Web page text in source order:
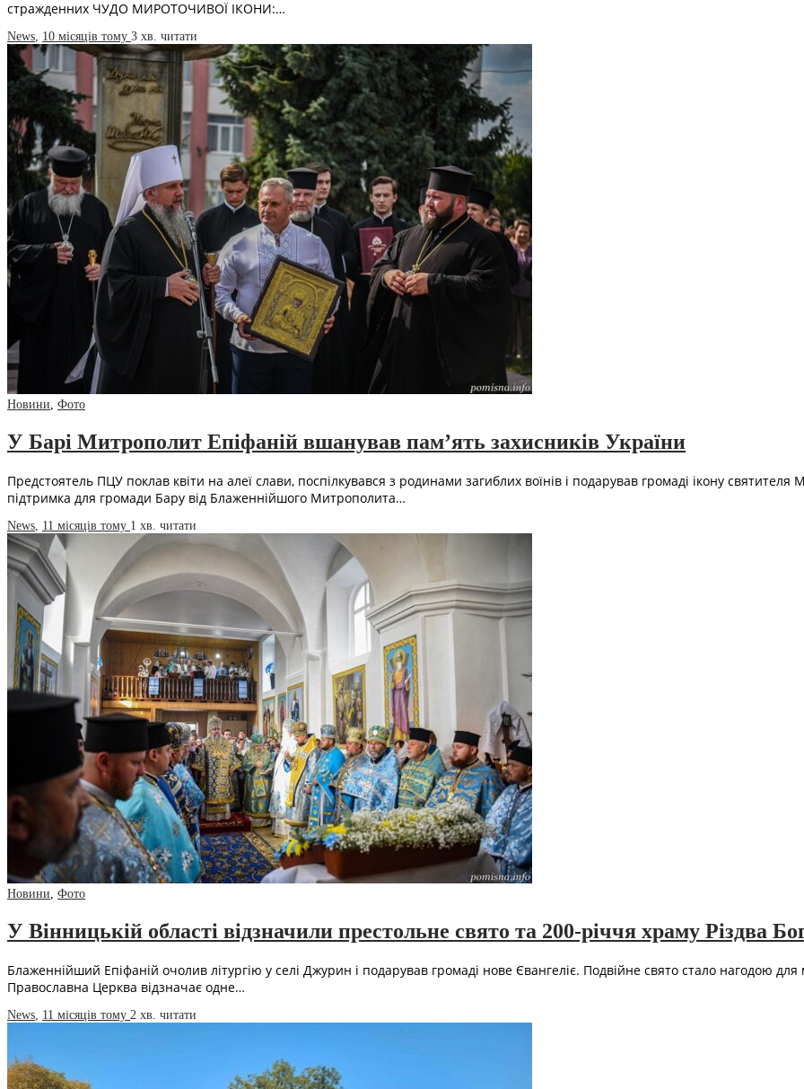
стражденних ЧУДО МИРОТОЧИВОЇ ІКОНИ:…
News 10 місяців тому 3 хв. читати
Новини Фото
У Барі Митрополит Епіфаній вшанував пам’ять захисників України
Предстоятель ПЦУ поклав квіти на алеї слави, поспілкувався з родинами загиблих воїнів і подарував громаді ікону
підтримка для громади Бару від Блаженнійшого Митрополита…
News 11 місяців тому 1 хв. читати
Новини Фото
У Вінницькій області відзначили престольне свято та 200-річчя храму Різдва
Блаженнійший Епіфаній очолив літургію у селі Джурин і подарував громаді нове Євангеліє. Подвійне свято стало нагодою для
Православна Церква відзначає одне…
News 11 місяців тому 2 хв. читати